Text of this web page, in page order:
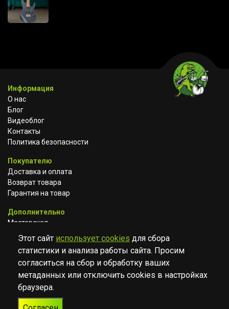
Информация
О нас
Блог
Видеоблог
Контакты
Политика безопасности
Покупателю
Доставка и оплата
Возврат товара
Гарантия на товар
Дополнительно
Мастерская
Сотрудничество
YOUTUBE
© Музыкальный магазин Muzik Room, 2023-2026
Этот сайт использует cookies для сбора
статистики и анализа работы сайта. Просим
согласиться на сбор и обработку ваших
метаданных или отключить cookies в настройках
браузера.